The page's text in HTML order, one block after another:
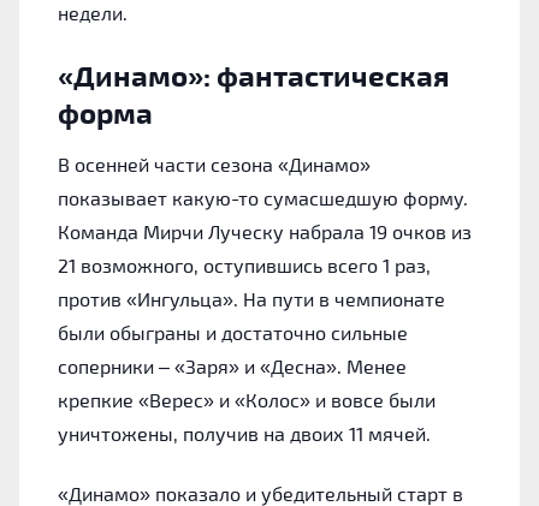
недели.
«Динамо»: фантастическая
форма
В осенней части сезона «Динамо»
показывает какую-то сумасшедшую форму.
Команда Мирчи Луческу набрала 19 очков из
21 возможного, оступившись всего 1 раз,
против «Ингульца». На пути в чемпионате
были обыграны и достаточно сильные
соперники – «Заря» и «Десна». Менее
крепкие «Верес» и «Колос» и вовсе были
уничтожены, получив на двоих 11 мячей.
«Динамо» показало и убедительный старт в